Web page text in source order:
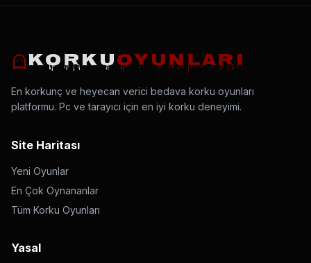
KORKUOYUNLARI
En korkunç ve heyecan verici bedava korku oyunları
platformu. Pc ve tarayıcı için en iyi korku deneyimi.
Site Haritası
Yeni Oyunlar
En Çok Oynananlar
Tüm Korku Oyunları
Yasal